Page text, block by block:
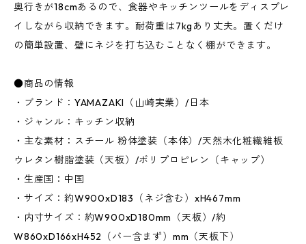
奥行きが18cmあるので、食器やキッチンツールをディスプレ
イしながら収納できます。耐荷重は7kgあり丈夫。置くだけ
の簡単設置、壁にネジを打ち込むことなく棚ができます。
●商品の情報
・ブランド：YAMAZAKI（山崎実業）/日本
・ジャンル：キッチン収納
・主な素材：スチール 粉体塗装（本体）/天然木化粧繊維板
ウレタン樹脂塗装（天板）/ポリプロピレン（キャップ）
・生産国：中国
・サイズ：約W900xD183（ネジ含む）xH467mm
・内寸サイズ：約W900xD180mm（天板）/約
W860xD166xH452（バー含まず）mm（天板下）